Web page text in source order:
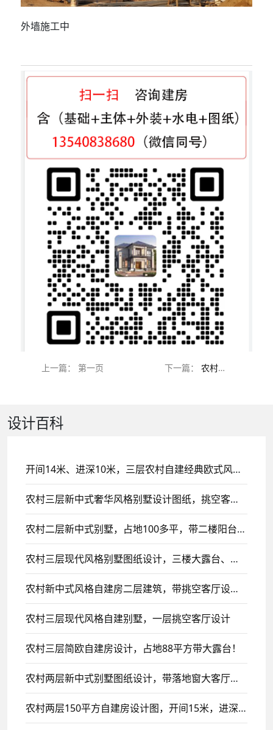
外墙施工中
上一篇： 第一页 下一篇： 农村三层豪华法式别墅施工按案例，目前主体已经修建完成，后续持续更新
设计百科
开间14米、进深10米，三层农村自建经典欧式风格别墅设计，带挑空客厅设计！
农村三层新中式奢华风格别墅设计图纸，挑空客厅设计
农村二层新中式别墅，占地100多平，带二楼阳台设计！
农村三层现代风格别墅图纸设计，三楼大露台、平顶设计风格
农村新中式风格自建房二层建筑，带挑空客厅设计，二楼侧面设计大露台！
农村三层现代风格自建别墅，一层挑空客厅设计
农村三层简欧自建房设计，占地88平方带大露台！
农村两层新中式别墅图纸设计，带落地窗大客厅，简洁明亮！
农村两层150平方自建房设计图，开间15米，进深10米现代雕花带阳台及顶层阁楼设计